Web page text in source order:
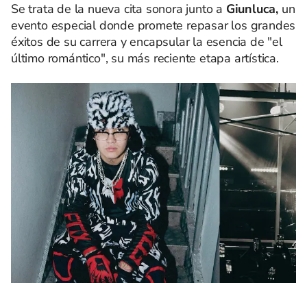
Se trata de la nueva cita sonora junto a Giunluca, un
evento especial donde promete repasar los grandes
éxitos de su carrera y encapsular la esencia de "el
último romántico", su más reciente etapa artística.